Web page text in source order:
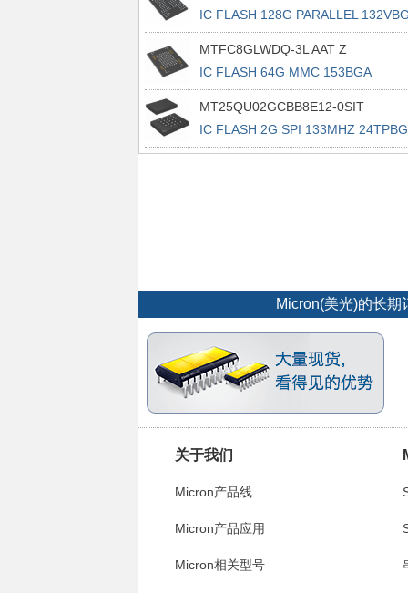
IC FLASH 128G PARALLEL
MTFC8GLWDQ-3L AAT Z
IC FLASH 64G MMC 153BGA
MT25QU02GCBB8E12-0SIT
IC FLASH 2G SPI 133MHZ
Micron(美光)的长
关于我们
Micron产品线
Micron产品应用
Micron相关型号